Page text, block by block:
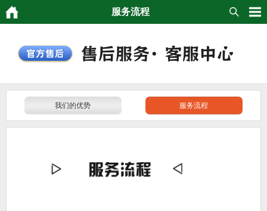
服务流程
我们的优势 服务流程